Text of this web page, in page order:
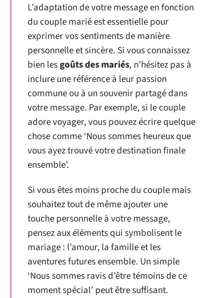
L’adaptation de votre message en fonction
du couple marié est essentielle pour
exprimer vos sentiments de manière
personnelle et sincère. Si vous connaissez
bien lesgoûts des mariés, n’hésitez pas à
inclure une référence à leur passion
commune ou à un souvenir partagé dans
votre message. Par exemple, si le couple
adore voyager, vous pouvez écrire quelque
chose comme ‘Nous sommes heureux que
vous ayez trouvé votre destination finale
ensemble’.
Si vous êtes moins proche du couple mais
souhaitez tout de même ajouter une
touche personnelle à votre message,
pensez aux éléments qui symbolisent le
mariage : l’amour, la famille et les
aventures futures ensemble. Un simple
‘Nous sommes ravis d’être témoins de ce
moment spécial’ peut être suffisant.